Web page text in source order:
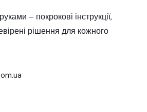
– покрокові інструкції,
рішення для кожного